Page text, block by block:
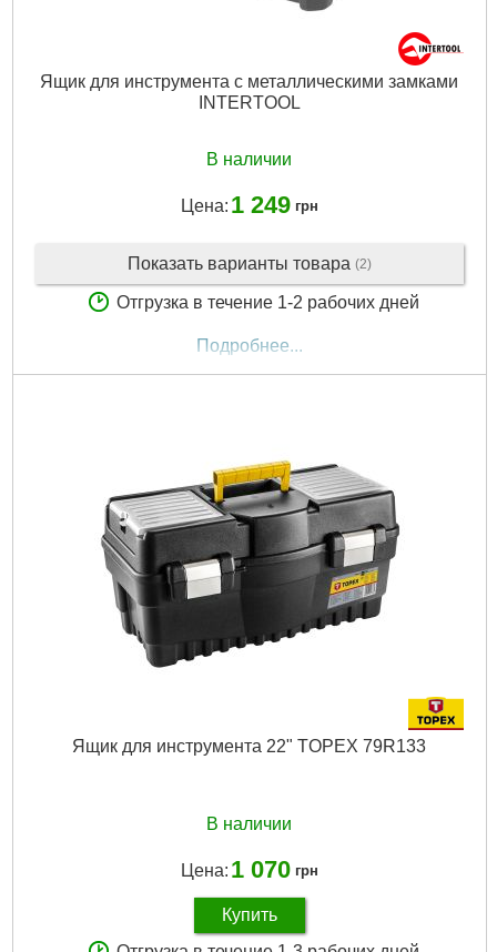
Ящик для инструмента с металлическими замками
INTERTOOL
В наличии
Цена: 1 249 грн
Показать варианты товара (2)
Отгрузка в течение 1-2 рабочих дней
Подробнее...
Ящик для инструмента 22" TOPEX 79R133
В наличии
Цена: 1 070 грн
Купить